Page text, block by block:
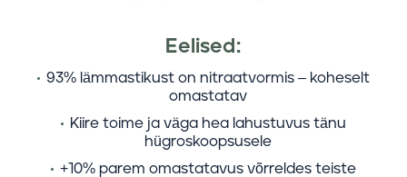
Eelised:
93% lämmastikust on nitraatvormis – koheselt
omastatav
Kiire toime ja väga hea lahustuvus tänu
hügroskoopsusele
+10% parem omastatavus võrreldes teiste